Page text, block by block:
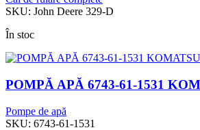
SKU: John Deere 329-D
În stoc
POMPĂ APĂ 6743-61-1531
Pompe de apă
SKU: 6743-61-1531